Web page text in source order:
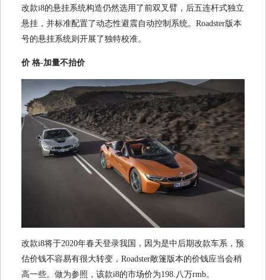
改款i8的悬挂系统构造仍然选用了前双叉臂，后五连杆式独立
悬挂，并标准配置了动态性避震自动控制系统。Roadster版本
号的悬挂系统则开展了独特校准。
价 格-加量不抬价
改款i8将于2020年春天登录我国，因为是中后期改款车系，预
估价钱不容易有很大转变，Roadster敞篷版本的价钱应当会稍
高一些。做为参照，该款i8的市场价为198.八万rmb。